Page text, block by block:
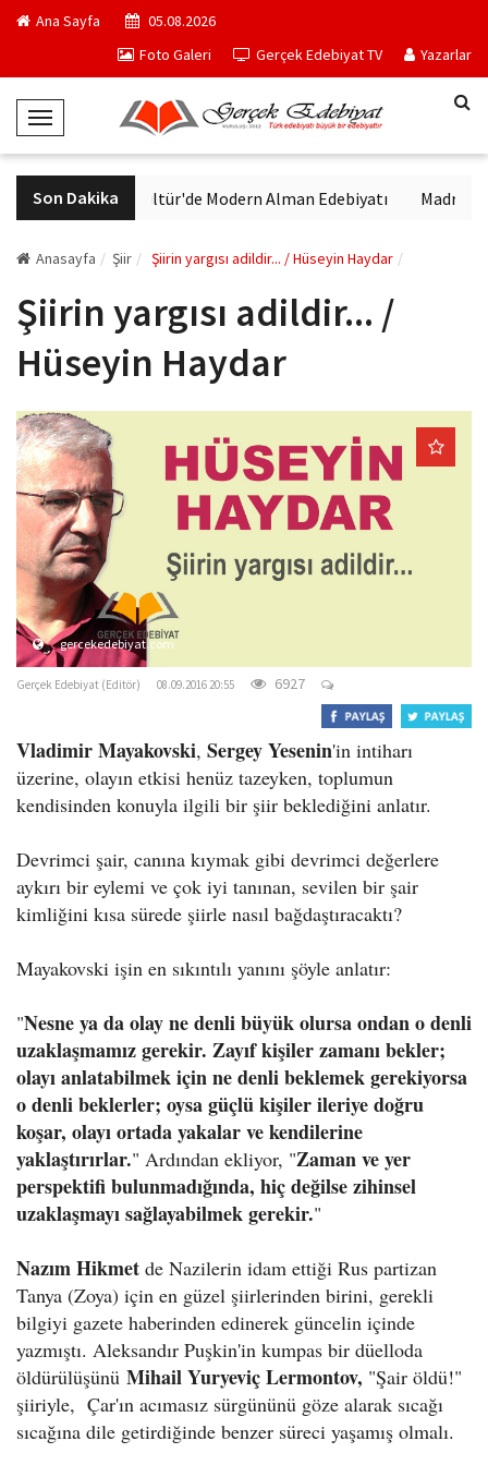
Ana Sayfa
05.08.2026
Foto Galeri
Gerçek Edebiyat TV Yazarlar
T
o
g
g
e
a
a
t
i
o
n
Son Dakika
VakıfBank Kültür'de Modern Alman Edebiyatı Madrid
Anasayfa Şiir Şiirin yargısı adildir... / Hüseyin Haydar
Şiirin yargısı adildir... /
Hüseyin Haydar
gercekedebiyat.com
Gerçek Edebiyat (Editör) 08.09.2016 20:55 6927
Vladimir Mayakovski, Sergey Yesenin'in intiharı
üzerine, olayın etkisi henüz tazeyken, toplumun
kendisinden konuyla ilgili bir şiir beklediğini anlatır.
Devrimci şair, canına kıymak gibi devrimci değerlere
aykırı bir eylemi ve çok iyi tanınan, sevilen bir şair
kimliğini kısa sürede şiirle nasıl bağdaştıracaktı?
Mayakovski işin en sıkıntılı yanını şöyle anlatır:
"Nesne ya da olay ne denli büyük olursa ondan o denli
uzaklaşmamız gerekir. Zayıf kişiler zamanı bekler;
olayı anlatabilmek için ne denli beklemek gerekiyorsa
o denli beklerler; oysa güçlü kişiler ileriye doğru
koşar, olayı ortada yakalar ve kendilerine
yaklaştırırlar." Ardından ekliyor, "Zaman ve yer
perspektifi bulunmadığında, hiç değilse zihinsel
uzaklaşmayı sağlayabilmek gerekir."
Nazım Hikmet de Nazilerin idam ettiği Rus partizan
Tanya (Zoya) için en güzel şiirlerinden birini, gerekli
bilgiyi gazete haberinden edinerek güncelin içinde
yazmıştı. Aleksandır Puşkin'in kumpas bir düelloda
öldürülüşünü Mihail Yuryeviç Lermontov, "Şair öldü!"
şiiriyle, Çar'ın acımasız sürgününü göze alarak sıcağı
sıcağına dile getirdiğinde benzer süreci yaşamış olmalı.